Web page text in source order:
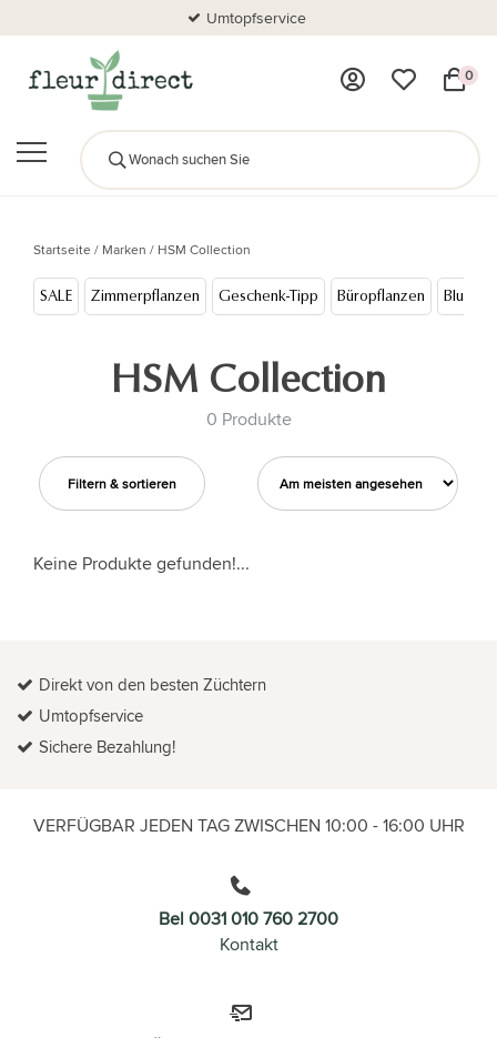
Umtopfservice
0
Startseite/ Marken / HSM Collection
SALE Zimmerpflanzen Geschenk-Tipp Büropflanzen
HSM Collection
0 Produkte
Filtern & sortieren
Keine Produkte gefunden!...
Direkt von den besten Züchtern
Umtopfservice
Sichere Bezahlung!
VERFÜGBAR JEDEN TAG ZWISCHEN 10:00 - 16:00 UHR
Bel 0031 010 760 2700
Kontakt